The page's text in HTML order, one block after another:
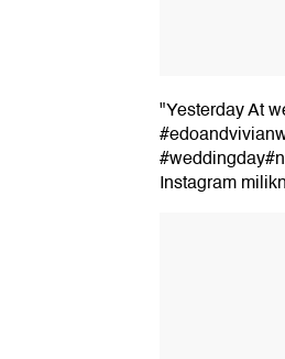
"Yesterday At
Instagram